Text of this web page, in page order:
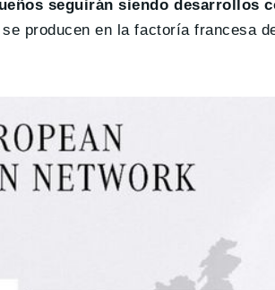
seguirán siendo desarrollos
producen en la factoría francesa